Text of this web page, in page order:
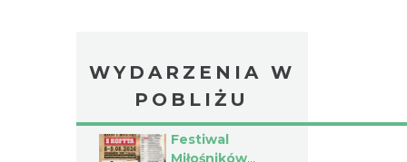
WYDARZENIA W
POBLIŻU
Festiwal
Miłośników